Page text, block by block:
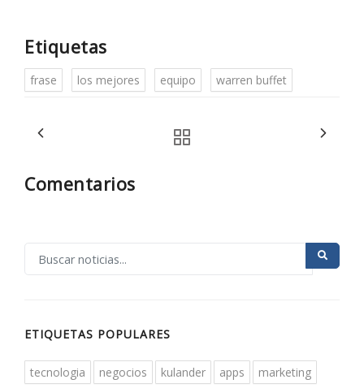
Etiquetas
frase los mejores equipo warren buffet
Comentarios
ETIQUETAS POPULARES
tecnologia negocios kulander apps
marketing